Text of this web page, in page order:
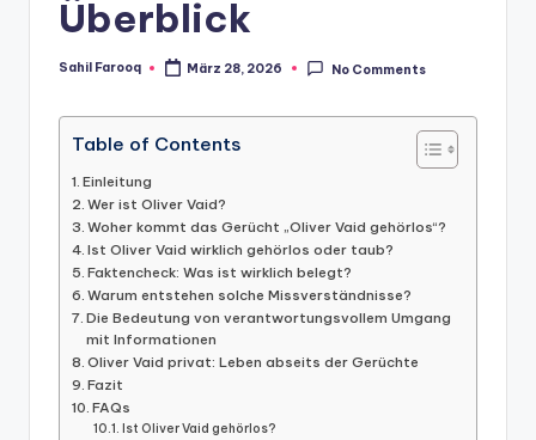
Überblick
Posted
Sahil Farooq März 28, 2026 No Comments
Table of Contents
Einleitung
Wer ist Oliver Vaid?
Woher kommt das Gerücht „Oliver Vaid gehörlos“?
Ist Oliver Vaid wirklich gehörlos oder taub?
Faktencheck: Was ist wirklich belegt?
Warum entstehen solche Missverständnisse?
Die Bedeutung von verantwortungsvollem Umgang
mit Informationen
Oliver Vaid privat: Leben abseits der Gerüchte
Fazit
FAQs
Ist Oliver Vaid gehörlos?